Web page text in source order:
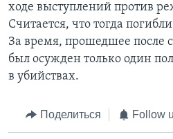
ходе выступлений против
Считается, что тогда
За время, прошедшее после
был осужден только один
в убийствах.
Поделиться Follow